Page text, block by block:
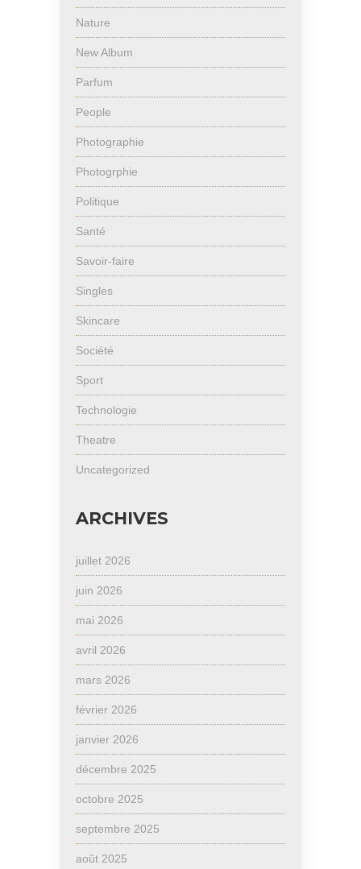
Nature
New Album
Parfum
People
Photographie
Photogrphie
Politique
Santé
Savoir-faire
Singles
Skincare
Société
Sport
Technologie
Theatre
Uncategorized
ARCHIVES
juillet 2026
juin 2026
mai 2026
avril 2026
mars 2026
février 2026
janvier 2026
décembre 2025
octobre 2025
septembre 2025
août 2025